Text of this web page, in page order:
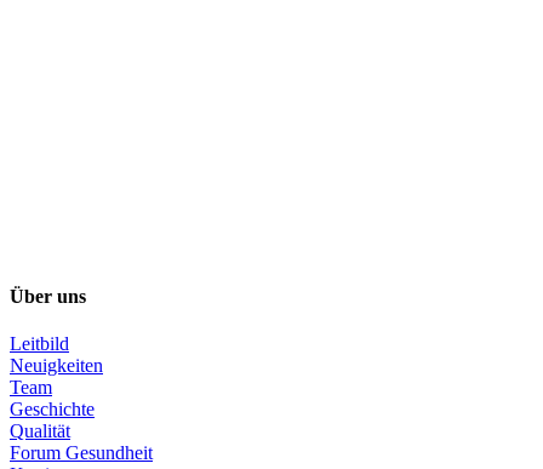
Über uns
Leitbild
Neuigkeiten
Team
Geschichte
Qualität
Forum Gesundheit